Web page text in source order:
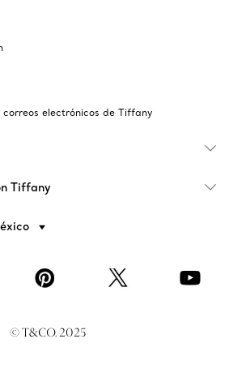
electrónicos de Tiffany
Tiffany
© T&CO. 2025